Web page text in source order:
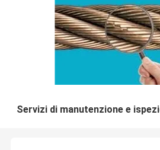
Servizi di manutenzione e